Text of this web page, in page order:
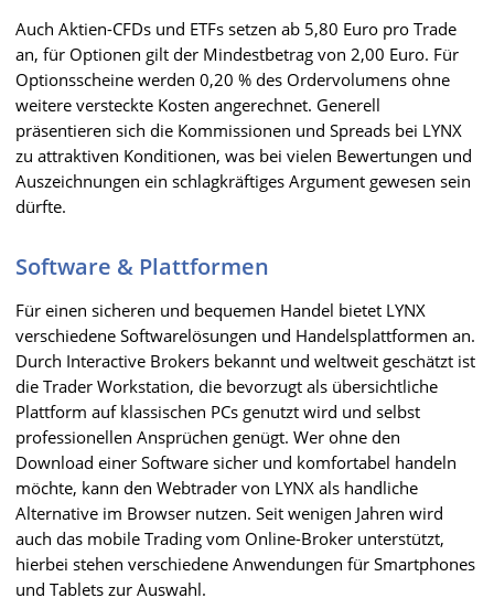
Auch Aktien-CFDs und ETFs setzen ab 5,80 Euro pro Trade
an, für Optionen gilt der Mindestbetrag von 2,00 Euro. Für
Optionsscheine werden 0,20 % des Ordervolumens ohne
weitere versteckte Kosten angerechnet. Generell
präsentieren sich die Kommissionen und Spreads bei LYNX
zu attraktiven Konditionen, was bei vielen Bewertungen und
Auszeichnungen ein schlagkräftiges Argument gewesen sein
dürfte.
Software & Plattformen
Für einen sicheren und bequemen Handel bietet LYNX
verschiedene Softwarelösungen und Handelsplattformen an.
Durch Interactive Brokers bekannt und weltweit geschätzt ist
die Trader Workstation, die bevorzugt als übersichtliche
Plattform auf klassischen PCs genutzt wird und selbst
professionellen Ansprüchen genügt. Wer ohne den
Download einer Software sicher und komfortabel handeln
möchte, kann den Webtrader von LYNX als handliche
Alternative im Browser nutzen. Seit wenigen Jahren wird
auch das mobile Trading vom Online-Broker unterstützt,
hierbei stehen verschiedene Anwendungen für Smartphones
und Tablets zur Auswahl.